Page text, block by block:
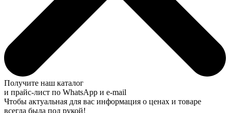
Получите наш каталог
и прайс-лист по WhatsApp и e-mail
Чтобы актуальная для вас информация о ценах и товаре
всегда была под рукой!